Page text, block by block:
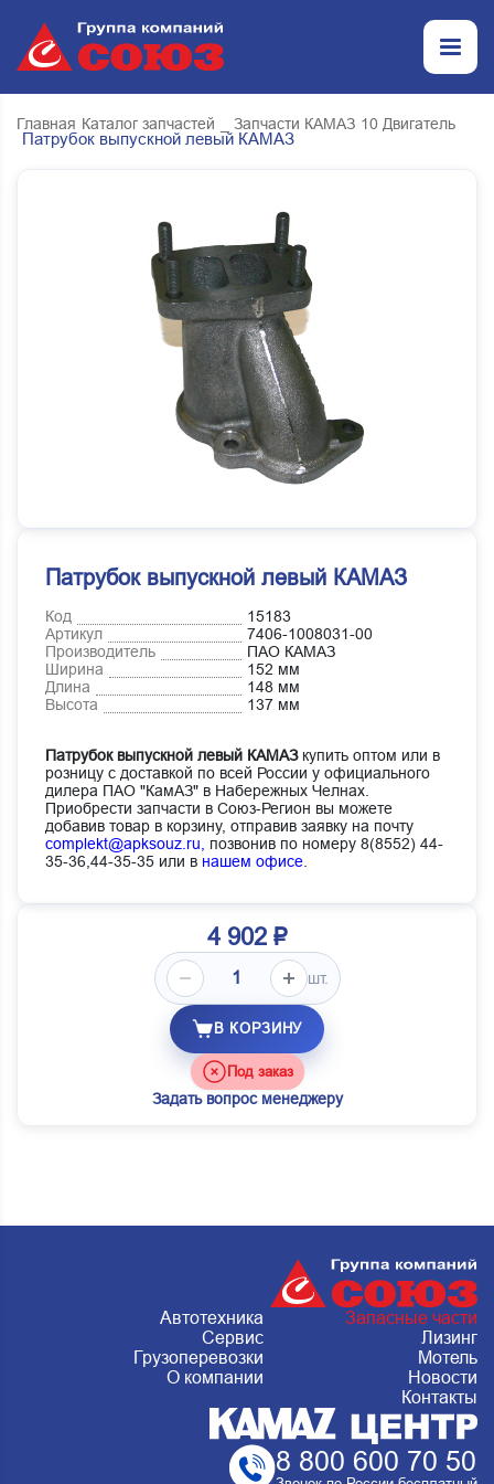
Главная Каталог запчастей _ Запчасти КАМАЗ 10 Двигатель
Патрубок выпускной левый КАМАЗ
Патрубок выпускной левый КАМАЗ
Код
15183
Артикул
7406-1008031-00
Производитель
ПАО КАМАЗ
Ширина
152 мм
Длина
148 мм
Высота
137 мм
Патрубок выпускной левый КАМАЗкупить оптом или в
розницу с доставкой по всей России у официального
дилера ПАО "КамАЗ" в Набережных Челнах.
Приобрести запчасти в Союз-Регион вы можете
добавив товар в корзину, отправив заявку на почту
complekt@apksouz.ru,
позвонив по номеру 8(8552) 44-
35-36,44-35-35 или в нашем офисе
4 902 ₽
шт.
В КОРЗИНУ
Под заказ
Задать вопрос менеджеру
Автотехника
Запасные части
Сервис
Лизинг
Грузоперевозки
Мотель
О компании
Новости
Контакты
8 800 600 70 50